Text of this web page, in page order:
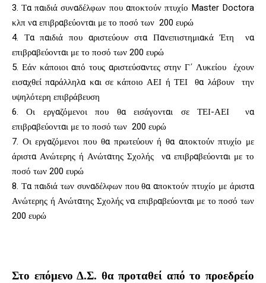
3. Τα παιδιά συναδέλφων που αποκτούν πτυχίο Master Doctora
κλπ να επιβραβεύονται με το ποσό των 200 ευρώ
4. Τα παιδιά που αριστεύουν στα Πανεπιστημιακά Έτη να
επιβραβεύονται με το ποσό των 200 ευρώ
5. Εάν κάποιοι από τους αριστεύσαντες στην Γ΄ Λυκείου έχουν
εισαχθεί παράλληλα και σε κάποιο ΑΕΙ ή ΤΕΙ θα λάβουν την
υψηλότερη επιβράβευση
6. Οι εργαζόμενοι που θα εισάγονται σε ΤΕΙ-ΑΕΙ να
επιβραβεύονται με το ποσό των 200 ευρώ
7. Οι εργαζόμενοι που θα πρωτεύουν ή θα αποκτούν πτυχίο με
άριστα Ανώτερης ή Ανώτατης Σχολής να επιβραβεύονται με το
ποσό των 200 ευρώ
8. Τα παιδιά των συναδέλφων που θα αποκτούν πτυχίο με άριστα
Ανώτερης ή Ανώτατης Σχολής να επιβραβεύονται με το ποσό των
200 ευρώ
Στο επόμενο Δ.Σ. θα προταθεί από το προεδρείο